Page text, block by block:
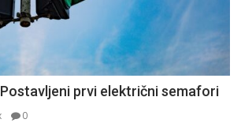
prvi električni semafori
0